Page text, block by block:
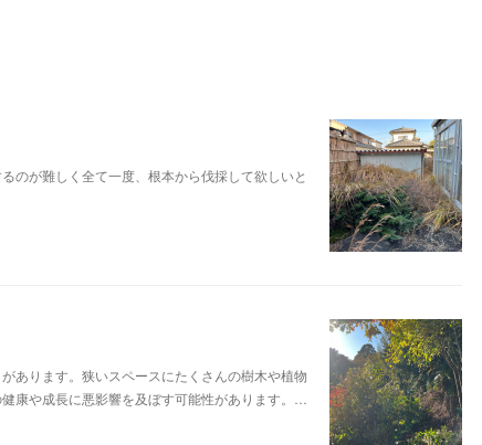
が難しく全て一度、根本から伐採して欲しいと
あります。狭いスペースにたくさんの樹木や植物
康や成長に悪影響を及ぼす可能性があります。…